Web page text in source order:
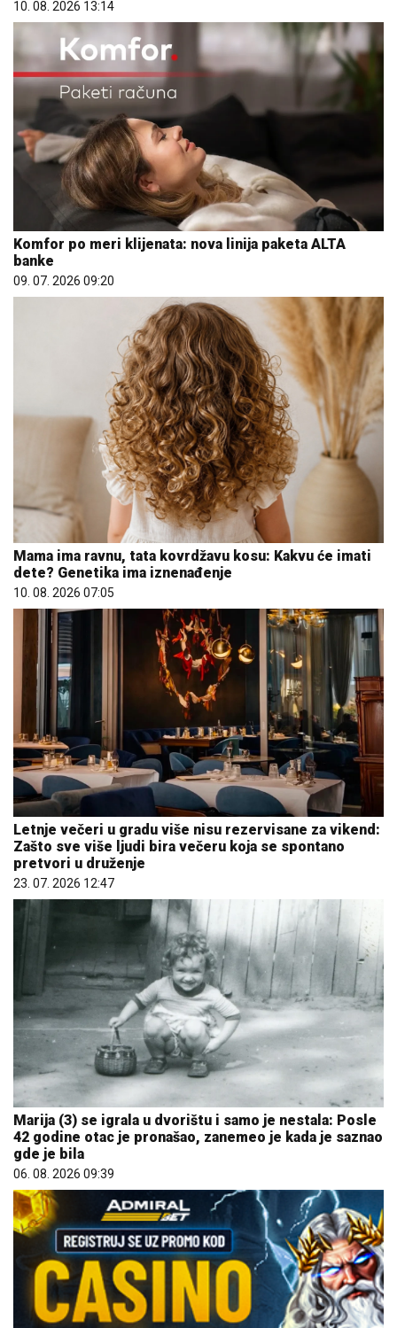
10. 08. 2026 13:14
Komfor po meri klijenata: nova linija paketa ALTA
banke
09. 07. 2026 09:20
Mama ima ravnu, tata kovrdžavu kosu: Kakvu će imati
dete? Genetika ima iznenađenje
10. 08. 2026 07:05
Letnje večeri u gradu više nisu rezervisane za vikend:
Zašto sve više ljudi bira večeru koja se spontano
pretvori u druženje
23. 07. 2026 12:47
Marija (3) se igrala u dvorištu i samo je nestala: Posle
42 godine otac je pronašao, zanemeo je kada je saznao
gde je bila
06. 08. 2026 09:39